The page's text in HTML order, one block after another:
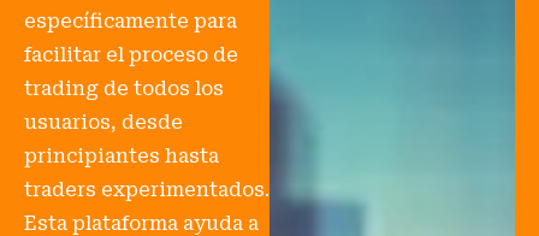
específicamente para
facilitar el proceso de
trading de todos los
usuarios, desde
principiantes hasta
traders experimentados.
Esta plataforma ayuda a